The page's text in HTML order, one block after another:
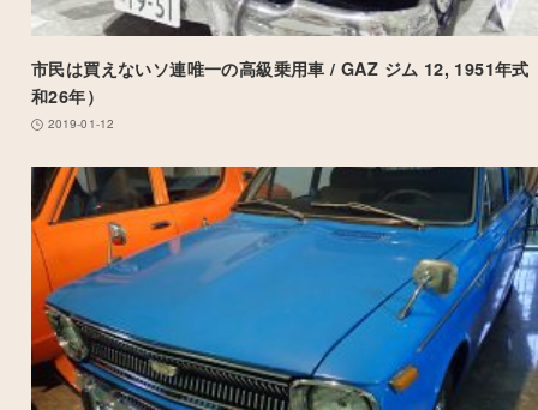
市民は買えないソ連唯一の高級乗用車 / GAZ ジム 12, 1951年式
和26年）
2019-01-12